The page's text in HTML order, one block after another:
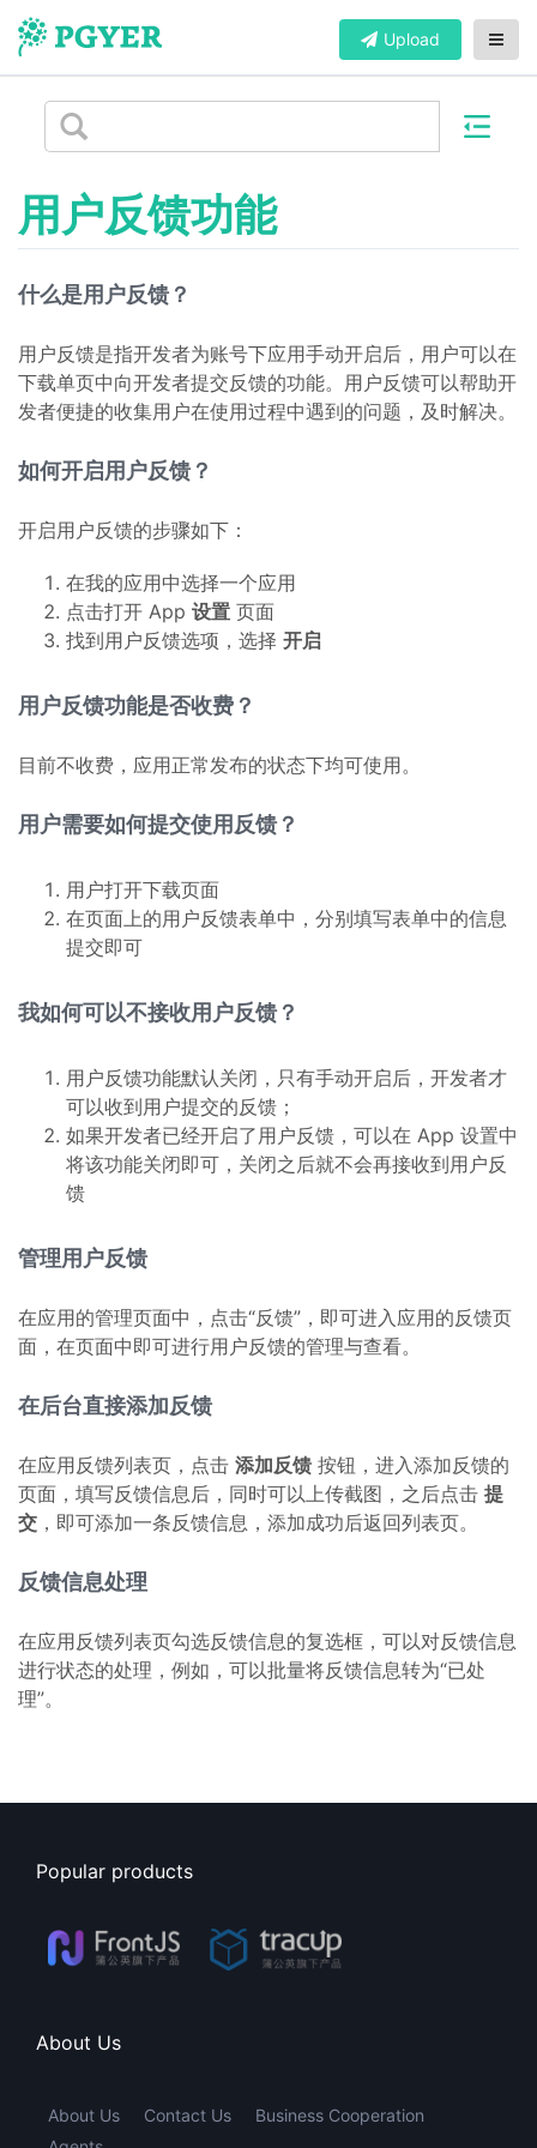
Upload
用户反馈功能
什么是用户反馈？
用户反馈是指开发者为账号下应用手动开启后，用户可以在
下载单页中向开发者提交反馈的功能。用户反馈可以帮助开
发者便捷的收集用户在使用过程中遇到的问题，及时解决。
如何开启用户反馈？
开启用户反馈的步骤如下：
在我的应用中选择一个应用
点击打开 App 设置 页面
找到用户反馈选项，选择 开启
用户反馈功能是否收费？
目前不收费，应用正常发布的状态下均可使用。
用户需要如何提交使用反馈？
用户打开下载页面
在页面上的用户反馈表单中，分别填写表单中的信息
提交即可
我如何可以不接收用户反馈？
用户反馈功能默认关闭，只有手动开启后，开发者才
可以收到用户提交的反馈；
如果开发者已经开启了用户反馈，可以在 App 设置中
将该功能关闭即可，关闭之后就不会再接收到用户反
馈
管理用户反馈
在应用的管理页面中，点击“反馈”，即可进入应用的反馈页
面，在页面中即可进行用户反馈的管理与查看。
在后台直接添加反馈
在应用反馈列表页，点击 添加反馈 按钮，进入添加反馈的
页面，填写反馈信息后，同时可以上传截图，之后点击 提
交 ，即可添加一条反馈信息，添加成功后返回列表页。
反馈信息处理
在应用反馈列表页勾选反馈信息的复选框，可以对反馈信息
进行状态的处理，例如，可以批量将反馈信息转为“已处
理”。
Popular products
About Us
About Us Contact Us
Business Cooperation